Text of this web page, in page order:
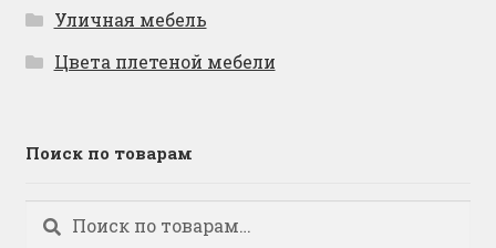
Уличная мебель
Цвета плетеной мебели
Поиск по товарам
Искать:
Поиск